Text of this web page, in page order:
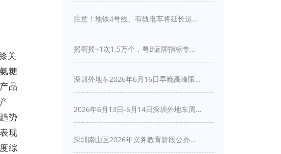
关
糖
品
势
现
综
注意！地铁4号线、有轨电车将延长运营服务！
摇啊摇~1次1.5万个，粤B蓝牌指标专项摇号又来啦！
深圳外地车2026年6月16日早晚高峰限行详情
2026年6月13日-6月14日深圳外地车周末限行吗
深圳南山区2026年义务教育阶段公办学校新生入学申请指南